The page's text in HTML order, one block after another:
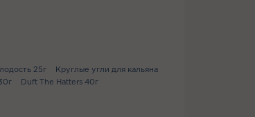
25г
Круглые угли для кальяна
Duft The Hatters 40г